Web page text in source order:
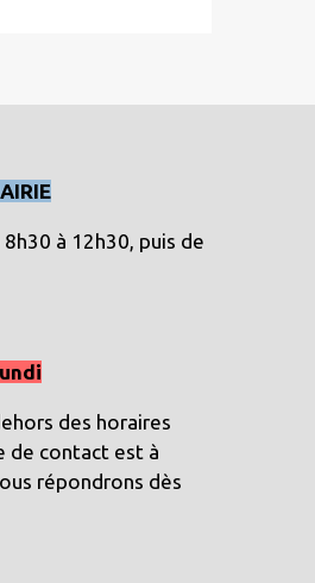
à 12h30, puis de
des horaires
de contact est à
répondrons dès